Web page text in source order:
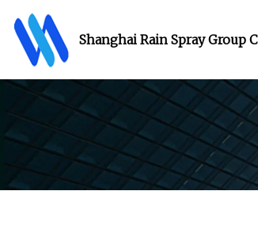
Shanghai Rain Spray Group